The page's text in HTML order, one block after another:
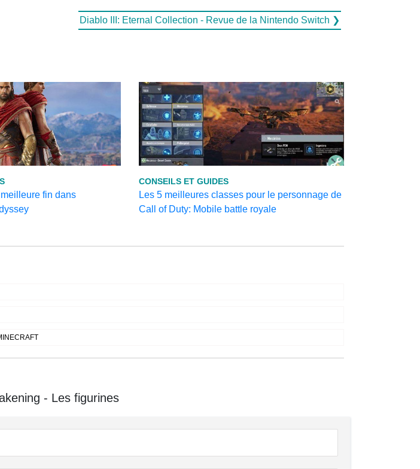
Diablo III: Eternal Collection - Revue de la Nintendo Switch ❯
fin dans
CONSEILS ET GUIDES
Les 5 meilleures classes pour le personnage de
Call of Duty: Mobile battle royale
- Les figurines